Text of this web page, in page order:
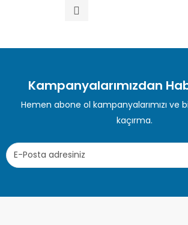
Kampanyalarımızdan
Hemen abone ol kampanyalarımızı ve
kaçırma.